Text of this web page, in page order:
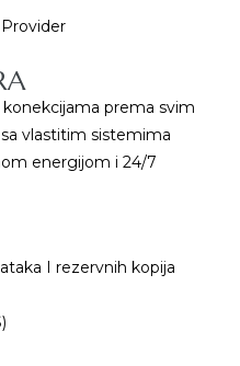
prema svim
vlastitim sistemima
energijom i 24/7
I rezervnih kopija